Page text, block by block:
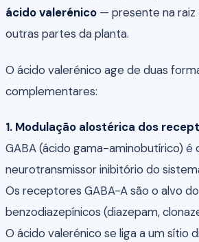
ácido valerénico — presente na
outras partes da planta.
O ácido valerénico age de duas
complementares:
1. Modulação alostérica dos
GABA (ácido gama-aminobutírico) é
neurotransmissor inibitório do
Os receptores GABA-A são o alvo
benzodiazepínicos (diazepam,
O ácido valerénico se liga a um sítio